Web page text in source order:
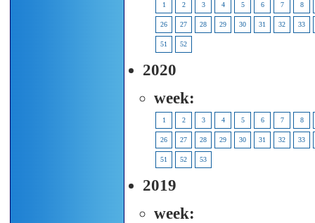
1 2 3 4 5 6 7 8
26 27 28 29 30 31 32 33
51 52
2020
week:
1 2 3 4 5 6 7 8
26 27 28 29 30 31 32 33
51 52 53
2019
week: